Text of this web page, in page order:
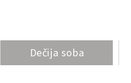
Dečija soba